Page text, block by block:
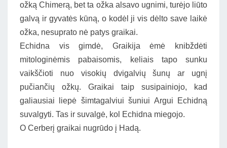
ožką Chimerą, bet ta ožka alsavo ugnimi, turėjo liūto
galvą ir gyvatės kūną, o kodėl ji vis dėlto save laikė
ožka, nesuprato nė patys graikai.
Echidna vis gimdė, Graikija ėmė knibždėti
mitologinėmis pabaisomis, keliais tapo sunku
vaikščioti nuo visokių dvigalvių šunų ar ugnį
pučiančių ožkų. Graikai taip susipainiojo, kad
galiausiai liepė šimtagalviui šuniui Argui Echidną
suvalgyti. Tas ir suvalgė, kol Echidna miegojo.
O Cerberį graikai nugrūdo į Hadą.